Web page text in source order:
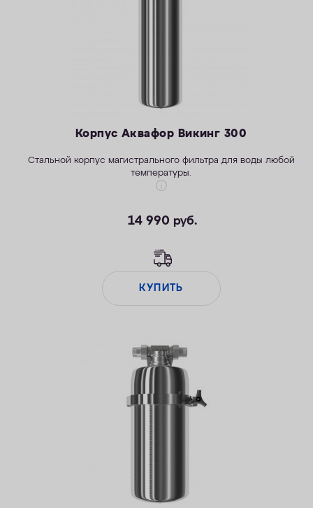
Корпус Аквафор Викинг 300
Стальной корпус магистрального фильтра для воды любой
температуры.
14 990 руб.
КУПИТЬ